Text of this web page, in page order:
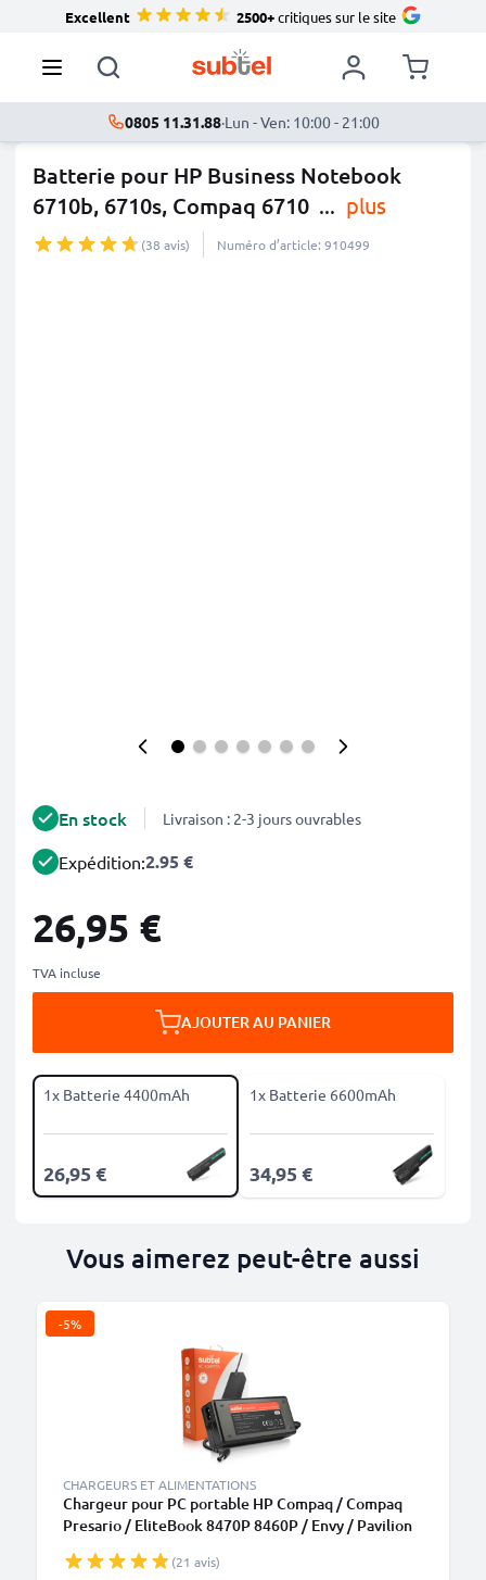
Excellent 2500+critiques sur le site
0805 11.31.88·Lun - Ven: 10:00 - 21:00
Batterie pour HP Business Notebook
6710b, 6710s, Compaq 6710 ... plus
(38 avis) Numéro d’article: 910499
En stock Livraison : 2-3 jours ouvrables
Expédition:2.95 €
26,95 €
TVA incluse
AJOUTER AU PANIER
1x Batterie 4400mAh
26,95 €
1x Batterie 6600mAh
34,95 €
Vous aimerez peut-être aussi
-5%
CHARGEURS ET ALIMENTATIONS
Chargeur pour PC portable HP Compaq / Compaq
Presario / EliteBook 8470P 8460P / Envy / Pavilion
4.74A 90W 463955-001, Câble de Charge 2.6m
(21 avis)